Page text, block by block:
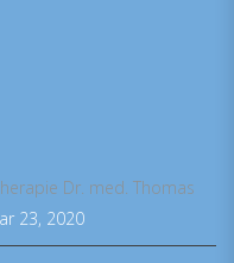
Dr. med. Thomas
23, 2020